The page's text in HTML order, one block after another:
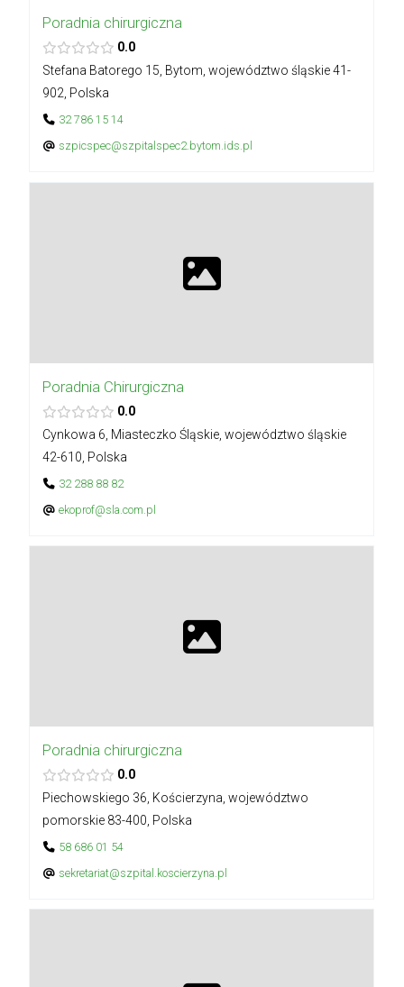
Poradnia chirurgiczna
0.0
Stefana Batorego 15, Bytom, województwo śląskie 41-
902, Polska
32 786 15 14
szpicspec@szpitalspec2.bytom.ids.pl
Poradnia Chirurgiczna
0.0
Cynkowa 6, Miasteczko Śląskie, województwo śląskie
42-610, Polska
32 288 88 82
ekoprof@sla.com.pl
Poradnia chirurgiczna
0.0
Piechowskiego 36, Kościerzyna, województwo
pomorskie 83-400, Polska
58 686 01 54
sekretariat@szpital.koscierzyna.pl